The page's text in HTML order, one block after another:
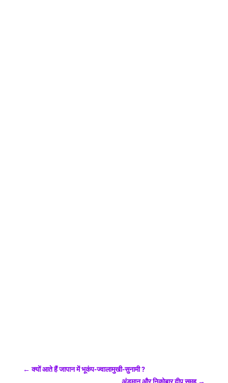
←क्यों आते हैं जापान में भूकंप-ज्वालामुखी-सुनामी ?